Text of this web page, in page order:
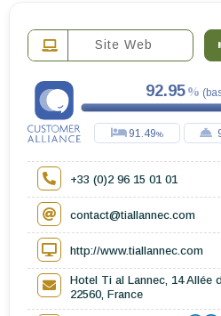
Site Web
92.95 (
91.49
+33 (0)2 96 15 01 01
contact@tiallannec.com
http://www.tiallannec.com
Hotel Ti al Lannec, 14 Allée
22560, France